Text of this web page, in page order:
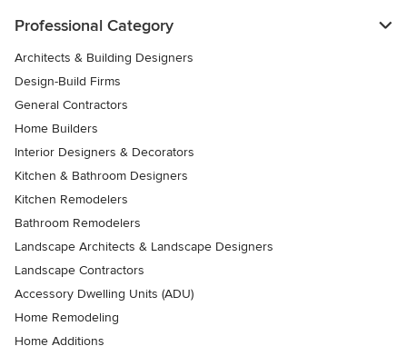
Professional Category
Architects & Building Designers
Design-Build Firms
General Contractors
Home Builders
Interior Designers & Decorators
Kitchen & Bathroom Designers
Kitchen Remodelers
Bathroom Remodelers
Landscape Architects & Landscape Designers
Landscape Contractors
Accessory Dwelling Units (ADU)
Home Remodeling
Home Additions